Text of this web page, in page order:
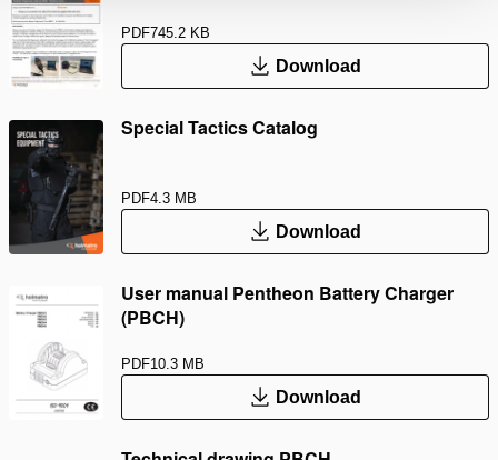
PDF745.2 KB
Download
Special Tactics Catalog
PDF4.3 MB
Download
User manual Pentheon Battery Charger
(PBCH)
PDF10.3 MB
Download